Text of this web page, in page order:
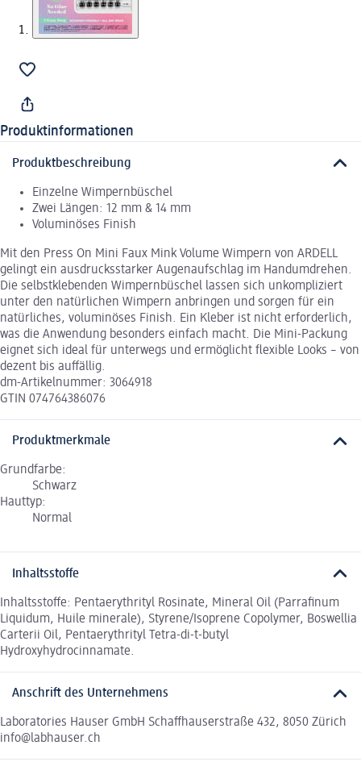
Produktinformationen
Produktbeschreibung
Einzelne Wimpernbüschel
Zwei Längen: 12 mm & 14 mm
Voluminöses Finish
Mit den Press On Mini Faux Mink Volume Wimpern von ARDELL
gelingt ein ausdrucksstarker Augenaufschlag im Handumdrehen.
Die selbstklebenden Wimpernbüschel lassen sich unkompliziert
unter den natürlichen Wimpern anbringen und sorgen für ein
natürliches, voluminöses Finish. Ein Kleber ist nicht erforderlich,
was die Anwendung besonders einfach macht. Die Mini-Packung
eignet sich ideal für unterwegs und ermöglicht flexible Looks – von
dezent bis auffällig.
dm-Artikelnummer: 3064918
GTIN 074764386076
Produktmerkmale
Grundfarbe:
Schwarz
Hauttyp:
Normal
Inhaltsstoffe
Inhaltsstoffe: Pentaerythrityl Rosinate, Mineral Oil (Parrafinum
Liquidum, Huile minerale), Styrene/Isoprene Copolymer, Boswellia
Carterii Oil, Pentaerythrityl Tetra-di-t-butyl
Hydroxyhydrocinnamate.
Anschrift des Unternehmens
Laboratories Hauser GmbH Schaffhauserstraße 432, 8050 Zürich
info@labhauser.ch